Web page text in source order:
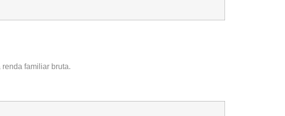
familiar bruta.